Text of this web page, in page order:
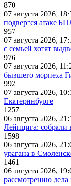
870
07 августа 2026,
подвергся атаке
957
07 августа 2026,
с семьей хотят
976
07 августа 2026,
бывшего морпеха
992
07 августа 2026,
Екатеринбурге
1257
06 августа 2026,
Лейпцига: собрали
1598
06 августа 2026,
урагана в
1461
06 августа 2026,
рассмотрению